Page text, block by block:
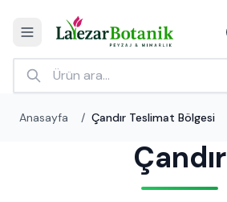
Anasayfa / Çandır Teslimat Bölgesi
Çandır